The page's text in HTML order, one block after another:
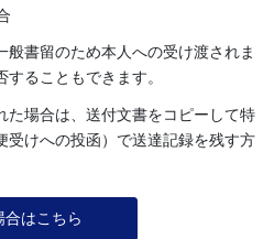
般書留のため本人への受け渡されま
ることもできます。
た場合は、送付文書をコピーして特
受けへの投函）で送達記録を残す方
合はこちら